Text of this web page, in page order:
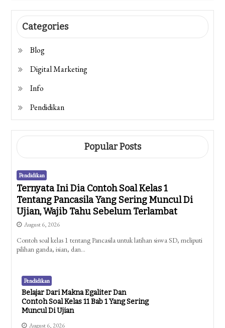
Categories
Blog
Digital Marketing
Info
Pendidikan
Popular Posts
Pendidikan
Ternyata Ini Dia Contoh Soal Kelas 1
Tentang Pancasila Yang Sering Muncul Di
Ujian, Wajib Tahu Sebelum Terlambat
August 6, 2026
Contoh soal kelas 1 tentang Pancasila untuk latihan siswa SD, meliputi
pilihan ganda, isian, dan…
Pendidikan
Belajar Dari Makna Egaliter Dan
Contoh Soal Kelas 11 Bab 1 Yang Sering
Muncul Di Ujian
August 6, 2026